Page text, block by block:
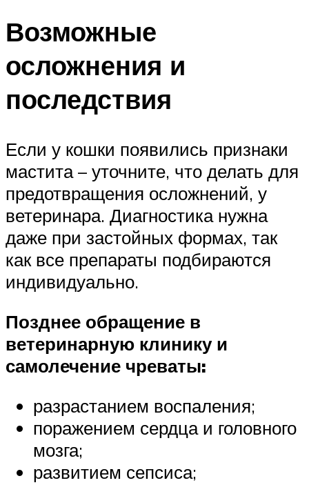
Возможные
осложнения и
последствия
Если у кошки появились признаки
мастита – уточните, что делать для
предотвращения осложнений, у
ветеринара. Диагностика нужна
даже при застойных формах, так
как все препараты подбираются
индивидуально.
Позднее обращение в
ветеринарную клинику и
самолечение чреваты:
разрастанием воспаления;
поражением сердца и головного
мозга;
развитием сепсиса;